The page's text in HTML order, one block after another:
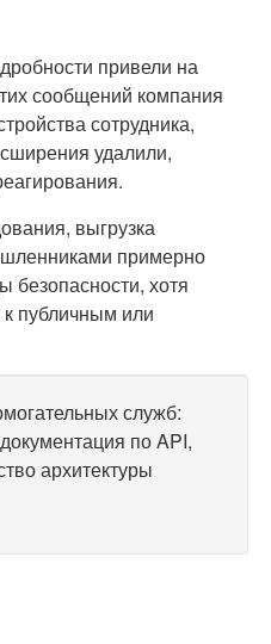
привели на
сообщений компания
сотрудника,
удалили,
выгрузка
примерно
безопасности, хотя
публичным или
служб:
по API,
архитектуры